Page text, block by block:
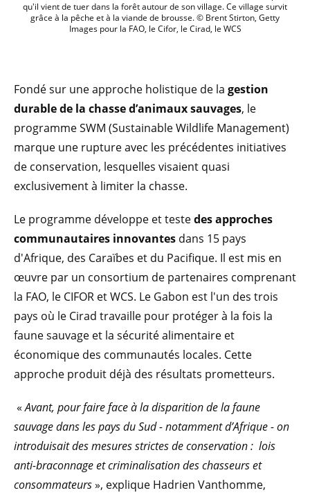
qu'il vient de tuer dans la forêt autour de son village. Ce village survit
grâce à la pêche et à la viande de brousse. © Brent Stirton, Getty
Images pour la FAO, le Cifor, le Cirad, le WCS
Fondé sur une approche holistique de la gestion
durable de la chasse d’animaux sauvages, le
programme SWM (Sustainable Wildlife Management)
marque une rupture avec les précédentes initiatives
de conservation, lesquelles visaient quasi
exclusivement à limiter la chasse.
Le programme développe et testedes approches
communautaires innovantes dans 15 pays
d'Afrique, des Caraïbes et du Pacifique. Il est mis en
œuvre par un consortium de partenaires comprenant
la FAO, le CIFOR et WCS. Le Gabon est l'un des trois
pays où le Cirad travaille pour protéger à la fois la
faune sauvage et la sécurité alimentaire et
économique des communautés locales. Cette
approche produit déjà des résultats prometteurs.
«Avant, pour faire face à la disparition de la faune
sauvage dans les pays du Sud - notamment d’Afrique - on
introduisait des mesures strictes de conservation : lois
anti-braconnage et criminalisation des chasseurs et
consommateurs», explique Hadrien Vanthomme,